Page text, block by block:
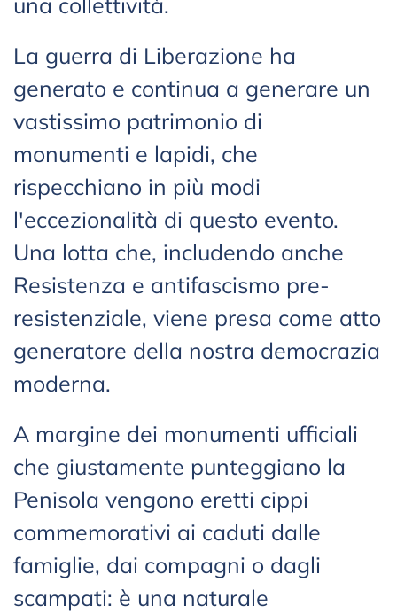
La guerra di Liberazione ha
generato e continua a generare un
vastissimo patrimonio di
monumenti e lapidi, che
rispecchiano in più modi
l'eccezionalità di questo evento.
Una lotta che, includendo anche
Resistenza e antifascismo pre-
resistenziale, viene presa come atto
generatore della nostra democrazia
moderna.
A margine dei monumenti ufficiali
che giustamente punteggiano la
Penisola vengono eretti cippi
commemorativi ai caduti dalle
famiglie, dai compagni o dagli
scampati: è una naturale